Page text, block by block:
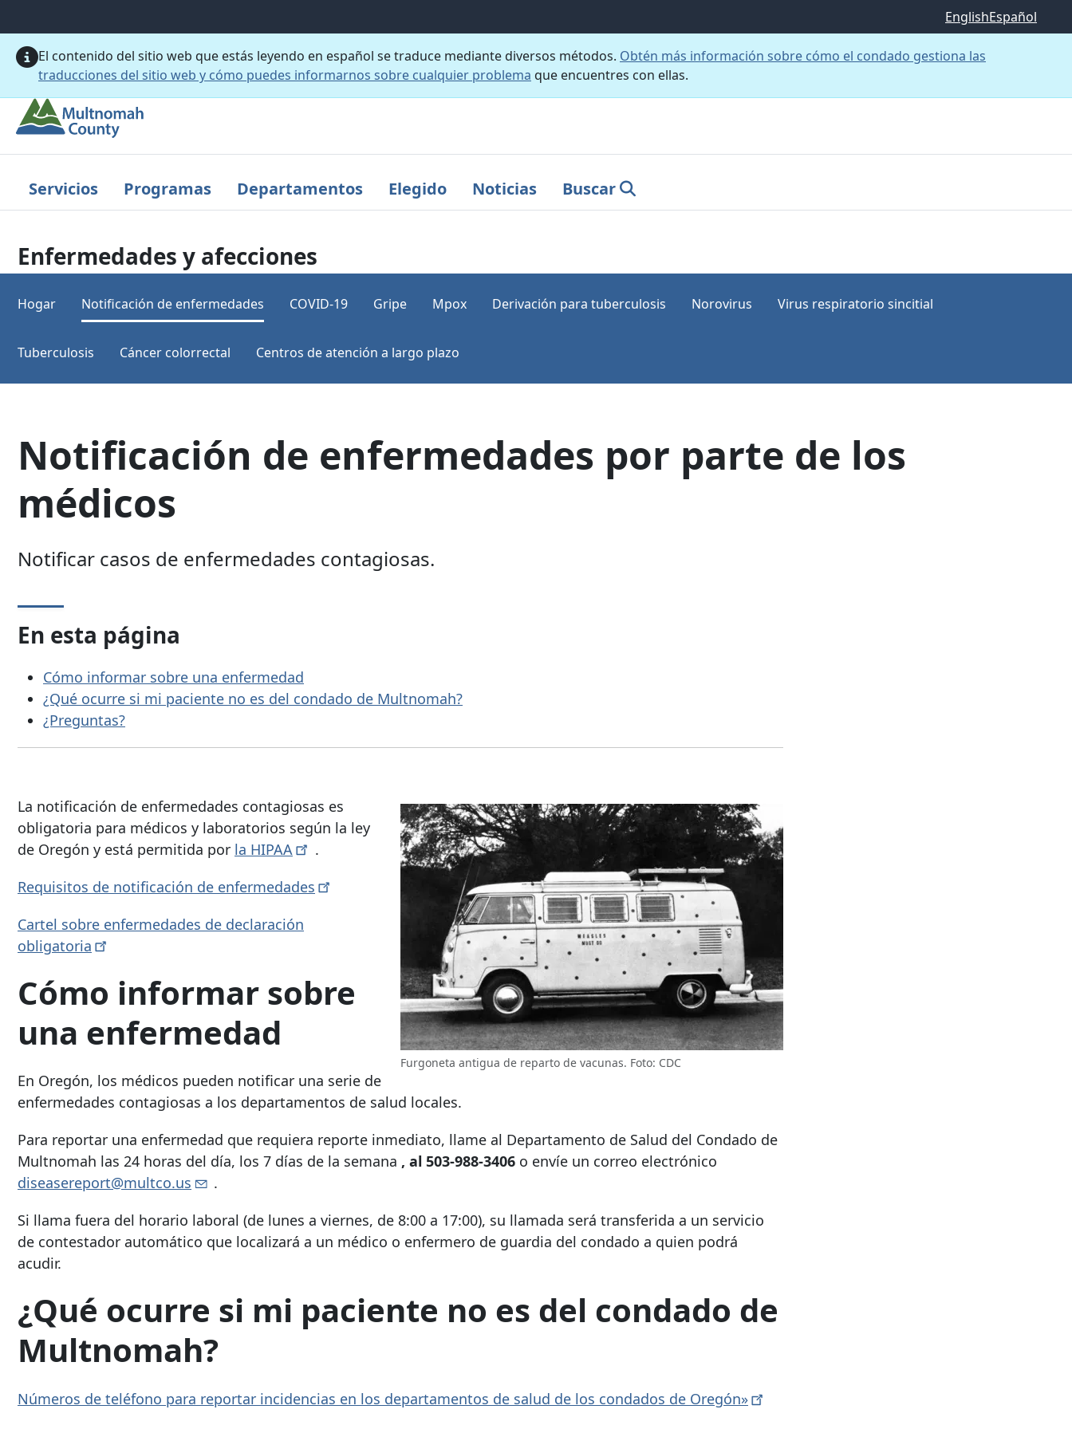
EnglishEspañol
El contenido del sitio web que estás leyendo en español se traduce mediante diversos métodos. Obtén más información sobre cómo el condado gestiona las
traducciones del sitio web y cómo puedes informarnos sobre cualquier problema que encuentres con ellas.
Servicios Programas Departamentos Elegido Noticias Buscar
Enfermedades y afecciones
Hogar Notificación de enfermedades COVID-19 Gripe Mpox Derivación para tuberculosis Norovirus Virus respiratorio sincitial
Tuberculosis Cáncer colorrectal Centros de atención a largo plazo
Notificación de enfermedades por parte de los
médicos
Notificar casos de enfermedades contagiosas.
En esta página
Cómo informar sobre una enfermedad
¿Qué ocurre si mi paciente no es del condado de Multnomah?
¿Preguntas?
Furgoneta antigua de reparto de vacunas. Foto: CDC
La notificación de enfermedades contagiosas es
obligatoria para médicos y laboratorios según la ley
de Oregón y está permitida por la HIPAA
.
Requisitos de notificación de enfermedades
Cartel sobre enfermedades de declaración
obligatoria
Cómo informar sobre
una enfermedad
En Oregón, los médicos pueden notificar una serie de
enfermedades contagiosas a los departamentos de salud locales.
Para reportar una enfermedad que requiera reporte inmediato, llame al Departamento de Salud del Condado de
Multnomah las 24 horas del día, los 7 días de la semana , al 503-988-3406 o envíe un correo electrónico
diseasereport@multco.us
.
Si llama fuera del horario laboral (de lunes a viernes, de 8:00 a 17:00), su llamada será transferida a un servicio
de contestador automático que localizará a un médico o enfermero de guardia del condado a quien podrá
acudir.
¿Qué ocurre si mi paciente no es del condado de
Multnomah?
Números de teléfono para reportar incidencias en los departamentos de salud de los condados de Oregón»